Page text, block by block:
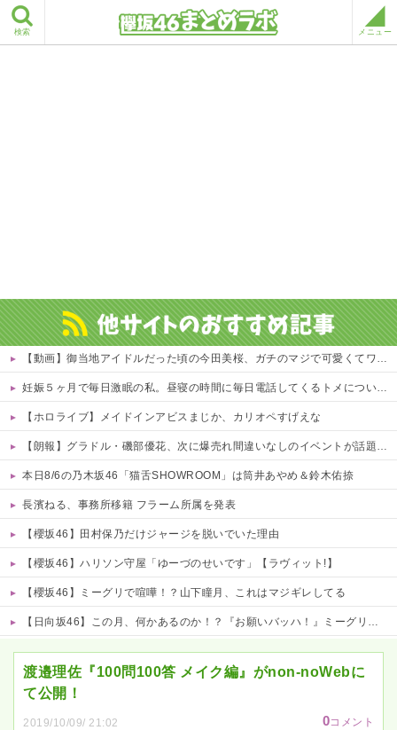
検索 メニュー
【動画】御当地アイドルだった頃の今田美桜、ガチのマジで可愛くてワイらをびびらせまくってしまうw w w w w w w w
妊娠５ヶ月で毎日激眠の私。昼寝の時間に毎日電話してくるトメについにブチギレ「ボケ入ってんのか！」怒鳴ってガチャ切りした結果ｗｗ←妊婦の睡眠を邪魔する奴は容赦しない
【ホロライブ】メイドインアビスまじか、カリオペすげえな
【朗報】グラドル・磯部優花、次に爆売れ間違いなしのイベントが話題にｗｗｗｗ 他
本日8/6の乃木坂46「猫舌SHOWROOM」は筒井あやめ＆鈴木佑捺
長濱ねる、事務所移籍 フラーム所属を発表
【櫻坂46】田村保乃だけジャージを脱いでいた理由
【櫻坂46】ハリソン守屋「ゆーづのせいです」【ラヴィット!】
【櫻坂46】ミーグリで喧嘩！？山下瞳月、これはマジギレしてる
【日向坂46】この月、何かあるのか！？『お願いバッハ！』ミーグリ日程がこちら
渡邉理佐『100問100答 メイク編』がnon-noWebに
て公開！
2019/10/09/ 21:02 0コメント